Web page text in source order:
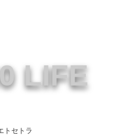
LIFE
トセトラ